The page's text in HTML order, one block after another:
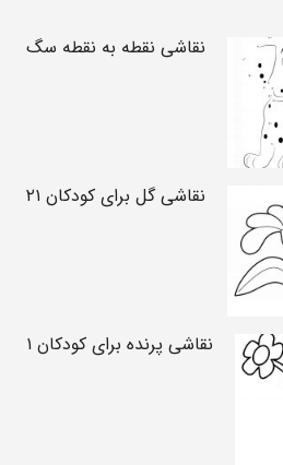
نقاشی نقطه به نقطه سگ
نقاشی گل برای کودکان ۲۱
نقاشی پرنده برای کودکان ۱